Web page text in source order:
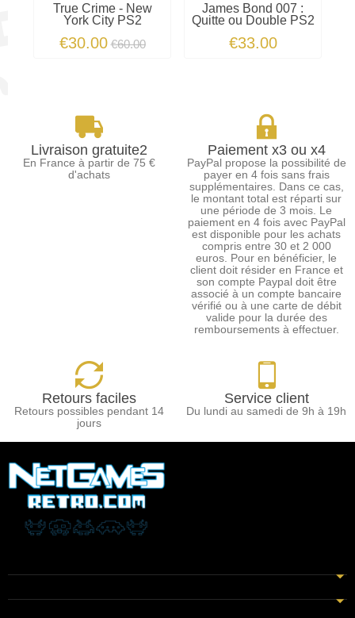
True Crime - New
York City PS2
€30.00 €60.00
James Bond 007 :
Quitte ou Double PS2
€33.00
Livraison gratuite2
En France à partir de 75 €
d'achats
Paiement x3 ou x4
PayPal propose la possibilité de
payer en 4 fois sans frais
supplémentaires. Dans ce cas,
le montant total est réparti sur
une période de 3 mois. Le
paiement en 4 fois avec PayPal
est disponible pour les achats
compris entre 30 et 2 000
euros. Pour en bénéficier, le
client doit résider en France et
son compte Paypal doit être
associé à un compte bancaire
vérifié ou à une carte de débit
valide pour la durée des
remboursements à effectuer.
Retours faciles
Retours possibles pendant 14
jours
Service client
Du lundi au samedi de 9h à 19h